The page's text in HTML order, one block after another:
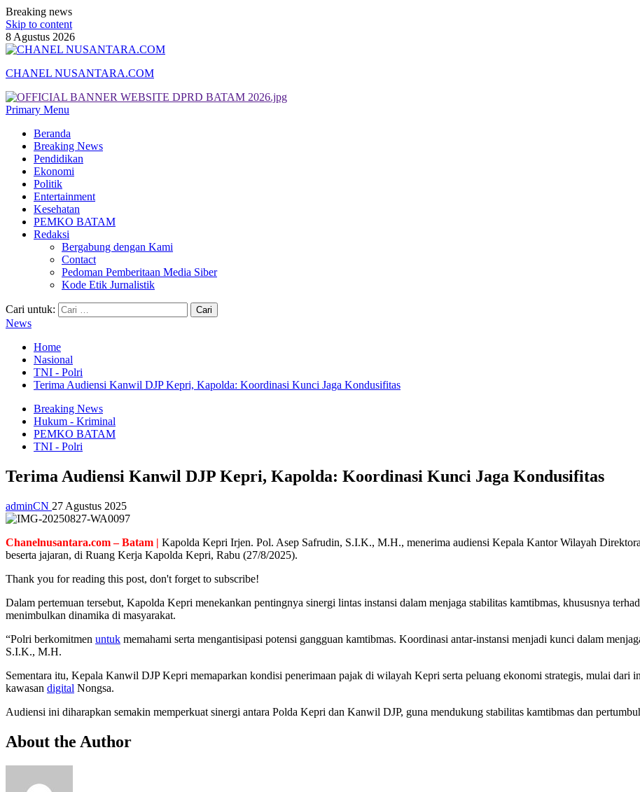
Breaking news
Skip to content
8 Agustus 2026
CHANEL NUSANTARA.COM
Primary Menu
Beranda
Breaking News
Pendidikan
Ekonomi
Politik
Entertainment
Kesehatan
PEMKO BATAM
Redaksi
Bergabung dengan Kami
Contact
Pedoman Pemberitaan Media Siber
Kode Etik Jurnalistik
Cari untuk:
News
Home
Nasional
TNI - Polri
Terima Audiensi Kanwil DJP Kepri, Kapolda: Koordinasi Kunci Jaga Kondusifitas
Breaking News
Hukum - Kriminal
PEMKO BATAM
TNI - Polri
Terima Audiensi Kanwil DJP Kepri, Kapolda: Koordinasi Kunci Jaga Kondusifitas
adminCN 27 Agustus 2025
Chanelnusantara.com – Batam | Kapolda Kepri Irjen. Pol. Asep Safrudin, S.I.K., M.H., menerima audiensi Kepala Kantor Wilayah
beserta jajaran, di Ruang Kerja Kapolda Kepri, Rabu (27/8/2025).
Thank you for reading this post, don't forget to subscribe!
Dalam pertemuan tersebut, Kapolda Kepri menekankan pentingnya sinergi lintas instansi dalam menjaga stabilitas kamtibmas, khususnya
menimbulkan dinamika di masyarakat.
“Polri berkomitmen untuk memahami serta mengantisipasi potensi gangguan kamtibmas. Koordinasi antar-instansi menjadi kunci dalam
S.I.K., M.H.
Sementara itu, Kepala Kanwil DJP Kepri memaparkan kondisi penerimaan pajak di wilayah Kepri serta peluang ekonomi strategis, mulai dari
kawasan digital Nongsa.
Audiensi ini diharapkan semakin memperkuat sinergi antara Polda Kepri dan Kanwil DJP, guna mendukung stabilitas kamtibmas dan
About the Author